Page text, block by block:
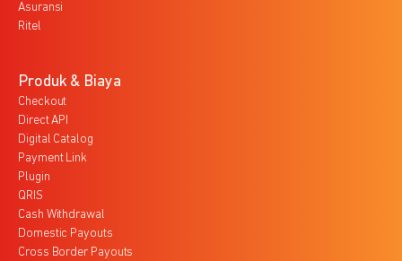
Asuransi
Ritel
Produk & Biaya
Checkout
Direct API
Digital Catalog
Payment Link
Plugin
QRIS
Cash Withdrawal
Domestic Payouts
Cross Border Payouts